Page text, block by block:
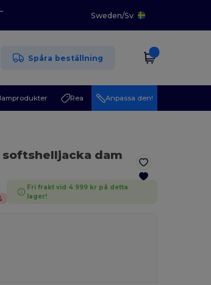
Sweden/Sv
Spåra beställning
Rea Anpassa den!
dam
Fri frakt vid 4 999 kr på detta
lager!